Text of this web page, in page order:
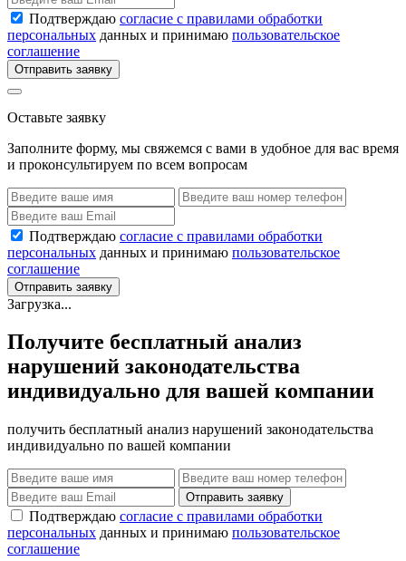
Подтверждаю согласие с правилами обработки
персональных данных и принимаю пользовательское
соглашение
Отправить заявку
Оставьте заявку
Заполните форму, мы свяжемся с вами в удобное для вас время
и проконсультируем по всем вопросам
Подтверждаю согласие с правилами обработки
персональных данных и принимаю пользовательское
соглашение
Отправить заявку
Загрузка...
Получите бесплатный анализ
нарушений законодательства
индивидуально для вашей компании
получить бесплатный анализ нарушений законодательства
индивидуально по вашей компании
Отправить заявку
Подтверждаю согласие с правилами обработки
персональных данных и принимаю пользовательское
соглашение